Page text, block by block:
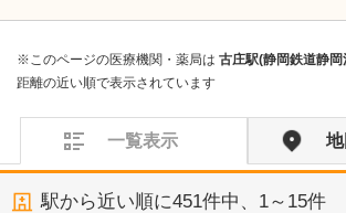
※このページの医療機関・薬局は 古庄駅(静岡鉄道静岡
距離の近い順で表示されています
一覧表示
駅から近い順に451件中、 1～15件